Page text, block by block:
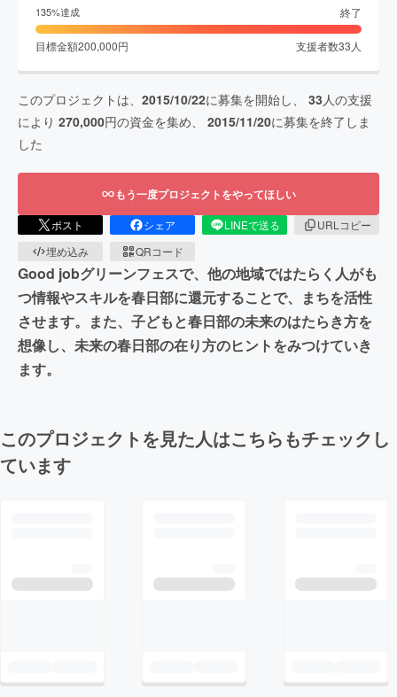
135%達成 終了
目標金額200,000円 支援者数33 人
このプロジェクトは、 2015/10/22に募集を開始し、 33 人の支援
により 270,000円の資金を集め、 2015/11/20に募集を終了しま
した
もう一度プロジェクトをやってほしい
ポスト シェア LINEで送る
URLコピー
埋め込み
QRコード
Good jobグリーンフェスで、他の地域ではたらく人がも
つ情報やスキルを春日部に還元することで、まちを活性
させます。また、子どもと春日部の未来のはたらき方を
想像し、未来の春日部の在り方のヒントをみつけていき
ます。
このプロジェクトを見た人はこちらもチェックし
ています